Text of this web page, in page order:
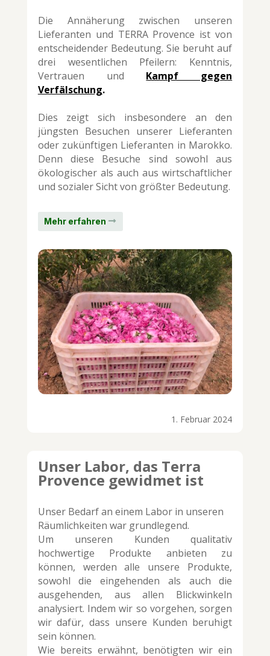
Die Annäherung zwischen unseren
Lieferanten und TERRA Provence ist von
entscheidender Bedeutung. Sie beruht auf
drei wesentlichen Pfeilern: Kenntnis,
Vertrauen und Kampf gegen
Verfälschung.
Dies zeigt sich insbesondere an den
jüngsten Besuchen unserer Lieferanten
oder zukünftigen Lieferanten in Marokko.
Denn diese Besuche sind sowohl aus
ökologischer als auch aus wirtschaftlicher
und sozialer Sicht von größter Bedeutung.
Mehr erfahren
1. Februar 2024
Unser Labor, das Terra
Provence gewidmet ist
Unser Bedarf an einem Labor in unseren
Räumlichkeiten war grundlegend.
Um unseren Kunden qualitativ
hochwertige Produkte anbieten zu
können, werden alle unsere Produkte,
sowohl die eingehenden als auch die
ausgehenden, aus allen Blickwinkeln
analysiert. Indem wir so vorgehen, sorgen
wir dafür, dass unsere Kunden beruhigt
sein können.
Wie bereits erwähnt, benötigten wir ein